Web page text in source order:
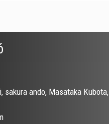
sakura ando, Masataka